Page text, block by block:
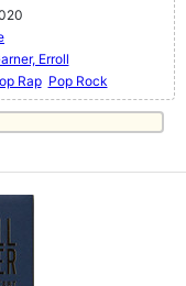
Erroll
Rap Pop Rock